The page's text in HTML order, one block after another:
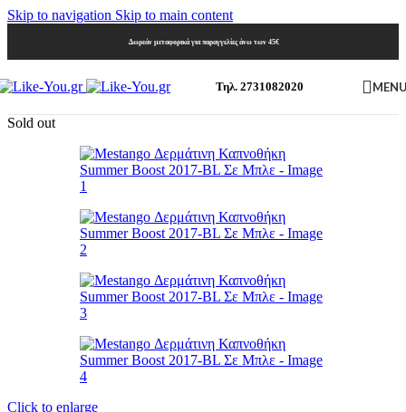
Skip to navigation Skip to main content
Δωρεάν μεταφορικά για παραγγελίες άνω των 45€
Τηλ. 2731082020
Sold out
Click to enlarge